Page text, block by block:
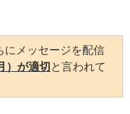
にメッセージを配信
）が適切 と言われて